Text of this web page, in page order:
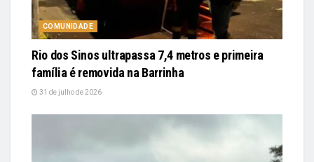
COMUNIDADE
Rio dos Sinos ultrapassa 7,4 metros e primeira
família é removida na Barrinha
31 de julho de 2026